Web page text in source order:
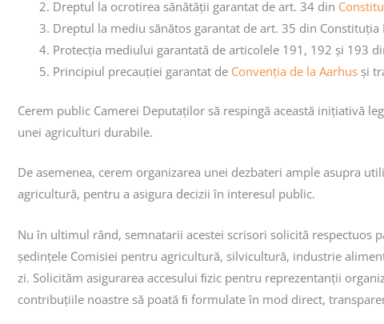
Dreptul la ocrotirea sănătății garantat de art. 34 din
Dreptul la mediu sănătos garantat de art. 35 din Constituția
Protecția mediului garantată de articolele 191, 192 și 193
Principiul precauției garantat de Convenția de la Aarhusși
Cerem public Camerei Deputaților să respingă această inițiativă
unei agriculturi durabile.
De asemenea, cerem organizarea unei dezbateri ample asupra
agricultură, pentru a asigura decizii în interesul public.
Nu în ultimul rând, semnatarii acestei scrisori solicită respectuos
ședințele Comisiei pentru agricultură, silvicultură, industrie
zi. Solicităm asigurarea accesului ﬁzic pentru reprezentanții
contribuțiile noastre să poată ﬁ formulate în mod direct,